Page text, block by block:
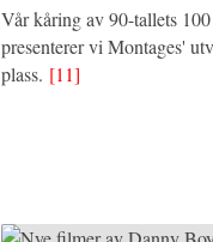
Vår kåring av 90-tallets
presenterer vi Montages'
plass. [11]